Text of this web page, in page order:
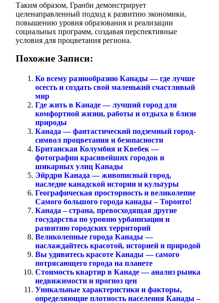
Таким образом, Гранби демонстрирует
целенаправленный подход к развитию экономики,
повышению уровня образования и реализации
социальных программ, создавая перспективные
условия для процветания региона.
Похожие Записи:
Ко всему разнообразию Канады — где лучше
осесть и создать свой маленький счастливый
мир
Где жить в Канаде — лучший город для
комфортной жизни, работы и отдыха в близи
природы
Канада — фантастический подземный город-
символ процветания и безопасности
Британская Колумбия и Квебек —
фотографии красивейших городов и
шикарных улиц Канады
Эйрдри Канада — живописный город,
наследие канадской истории и культуры
Географическая просторность и великолепие
Самого большого города канады – Торонто!
Канада – страна, превосходящая другие
государства по уровню урбанизации и
развитию городских территорий
Великолепные города Канады —
наслаждайтесь красотой, историей и природой
Вы удивитесь красоте Канады — самого
потрясающего города на планете
Стоимость квартир в Канаде — анализ рынка
недвижимости и прогноз цен
Уникальные характеристики и факторы,
определяющие плотность населения Канады –